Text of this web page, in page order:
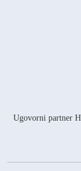
Ugovorni partner